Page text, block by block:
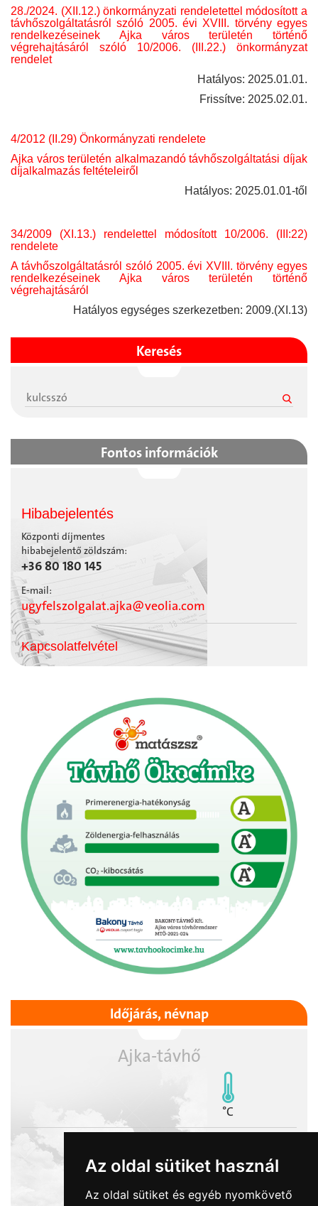
Az oldal sütiket használ
Az oldal sütiket és egyéb nyomkövető
28./2024. (XII.12.) önkormányzati rendeletettel módosított a
távhőszolgáltatásról szóló 2005. évi XVIII. törvény egyes
rendelkezéseinek Ajka város területén történő
végrehajtásáról szóló 10/2006. (III.22.) önkormányzat
rendelet
Hatályos: 2025.01.01.
Frissítve: 2025.02.01.
4/2012 (II.29) Önkormányzati rendelete
Ajka város területén alkalmazandó távhőszolgáltatási díjak
díjalkalmazás feltételeiről
Hatályos: 2025.01.01-től
34/2009 (XI.13.) rendelettel módosított 10/2006. (III:22)
rendelete
A távhőszolgáltatásról szóló 2005. évi XVIII. törvény egyes
rendelkezéseinek Ajka város területén történő
végrehajtásáról
Hatályos egységes szerkezetben: 2009.(XI.13)
Keresés
Fontos információk
Hibabejelentés
Központi díjmentes
hibabejelentő zöldszám:
+36 80 180 145
E-mail:
ugyfelszolgalat.ajka@veolia.com
Kapcsolatfelvétel
Időjárás, névnap
Ajka-távhő
°C
Emőd napja